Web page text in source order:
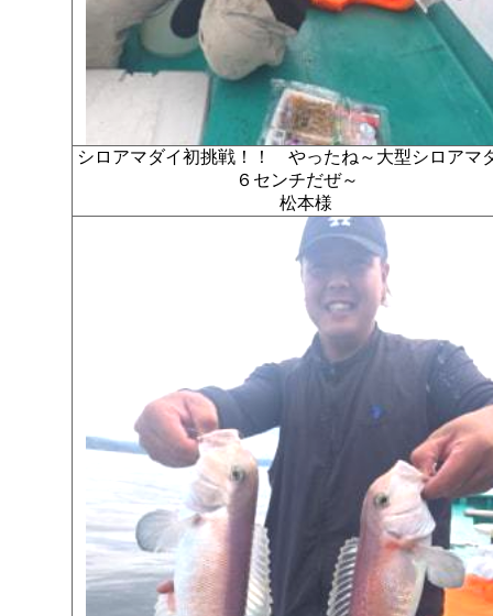
シロアマダイ初挑戦！！ やったね～大型シロアマ
６センチだぜ～
松本様